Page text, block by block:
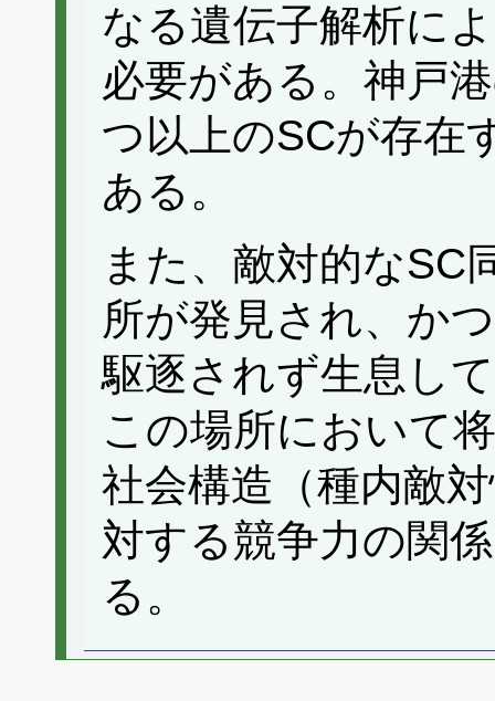
なる遺伝子解析に
必要がある。神戸
つ以上のSCが存在
ある。
また、敵対的なSC
所が発見され、か
駆逐されず生息し
この場所において
社会構造（種内敵
対する競争力の関
る。